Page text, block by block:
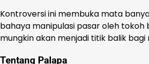
Kontroversi ini membuka mata
bahaya manipulasi pasar oleh tokoh
mungkin akan menjadi titik balik bagi
Tentang Palapa